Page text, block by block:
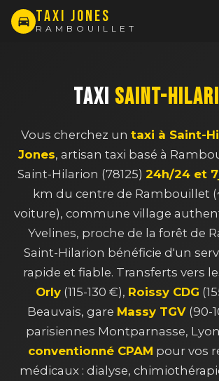
TAXI JONES
RAMBOUILLET
TAXI SAINT-
Vous cherchez un taxi à Saint-
Jones, artisan taxi basé à
Saint-Hilarion (78125) 24h/24 et
km du centre de Rambouillet
voiture), commune village
Yvelines, proche de la forêt de
Saint-Hilarion bénéficie d'un
rapide et fiable. Transferts vers
Orly (115-130 €), Roissy CDG
Beauvais, gare Massy TGV(90-
parisiennes Montparnasse,
conventionné CPAM pour vos
médicaux : dialyse,